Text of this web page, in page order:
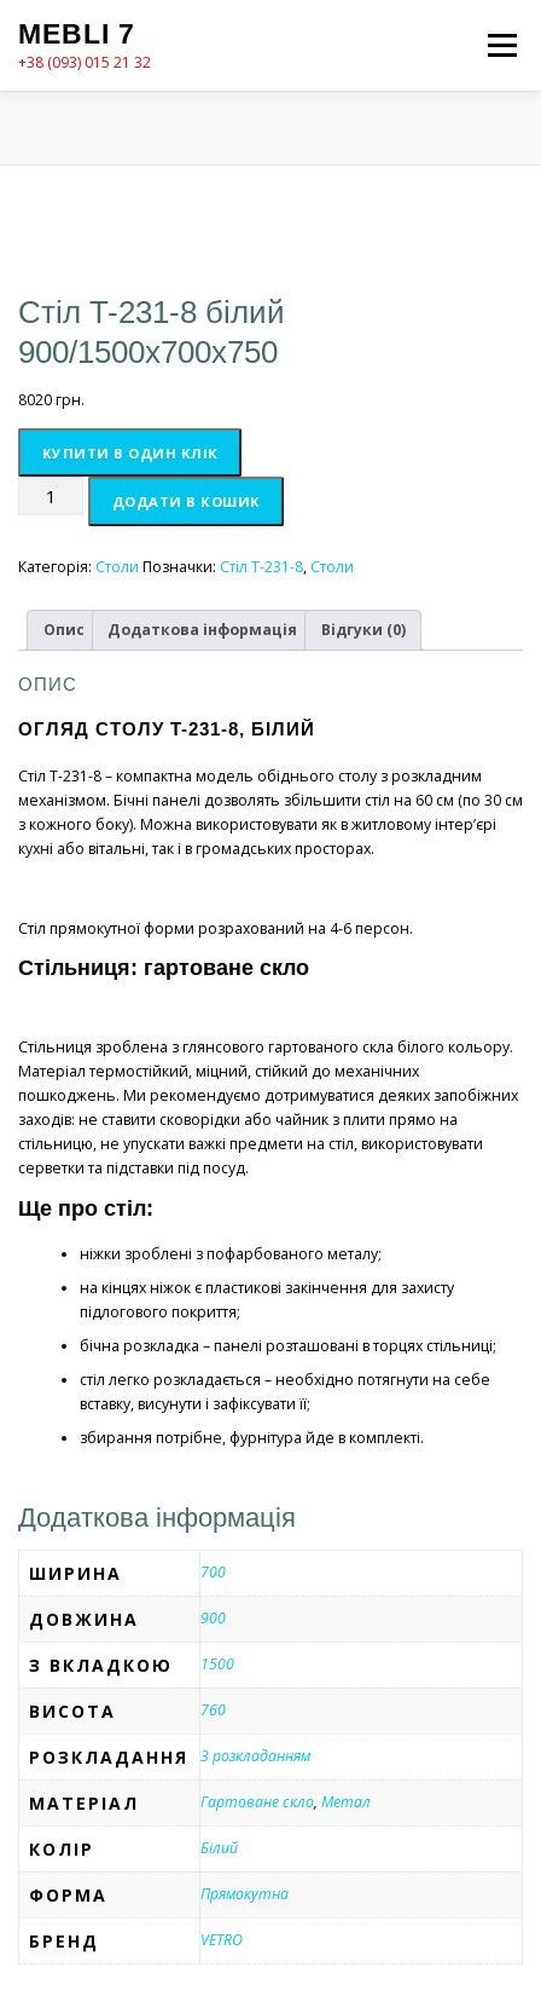
вмісту
MEBLI 7
+38 (093) 015 21 32
Меню
Стіл T-231-8 білий
900/1500х700х750
8020грн.
КУПИТИ В ОДИН КЛІК
8
900/1500х700х750
кількість
ДОДАТИ В КОШИК
Категорія: Столи Позначки: Стіл T-231-8, Столи
Опис Додаткова інформація Відгуки (0)
ОПИС
ОГЛЯД СТОЛУ T-231-8, БІЛИЙ
Стіл T-231-8 – компактна модель обіднього столу з розкладним
механізмом. Бічні панелі дозволять збільшити стіл на 60 см (по 30 см
з кожного боку). Можна використовувати як в житловому інтер’єрі
кухні або вітальні, так і в громадських просторах.
Стіл прямокутної форми розрахований на 4-6 персон.
Стільниця: гартоване скло
Стільниця зроблена з глянсового гартованого скла білого кольору.
Матеріал термостійкий, міцний, стійкий до механічних
пошкоджень. Ми рекомендуємо дотримуватися деяких запобіжних
заходів: не ставити сковорідки або чайник з плити прямо на
стільницю, не упускати важкі предмети на стіл, використовувати
серветки та підставки під посуд.
Ще про стіл:
ніжки зроблені з пофарбованого металу;
на кінцях ніжок є пластикові закінчення для захисту
підлогового покриття;
бічна розкладка – панелі розташовані в торцях стільниці;
стіл легко розкладається – необхідно потягнути на себе
вставку, висунути і зафіксувати її;
збирання потрібне, фурнітура йде в комплекті.
Додаткова інформація
ШИРИНА 700
ДОВЖИНА 900
З ВКЛАДКОЮ 1500
ВИСОТА 760
РОЗКЛАДАННЯ З розкладанням
МАТЕРІАЛ Гартоване скло, Метал
КОЛІР Білий
ФОРМА Прямокутна
БРЕНД VETRO